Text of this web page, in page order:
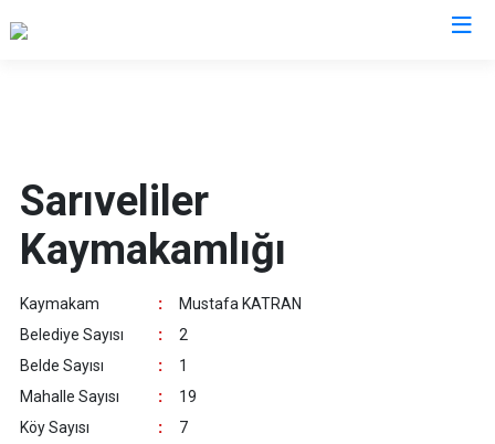
Başyayla
Ermenek
Kazımkarabekir
Sarıveliler
Sarıveliler
Kaymakamlığı
Kaymakam :
Mustafa KATRAN
Belediye Sayısı
:
2
Belde Sayısı
:
1
Mahalle Sayısı
:
19
Köy Sayısı
: 7